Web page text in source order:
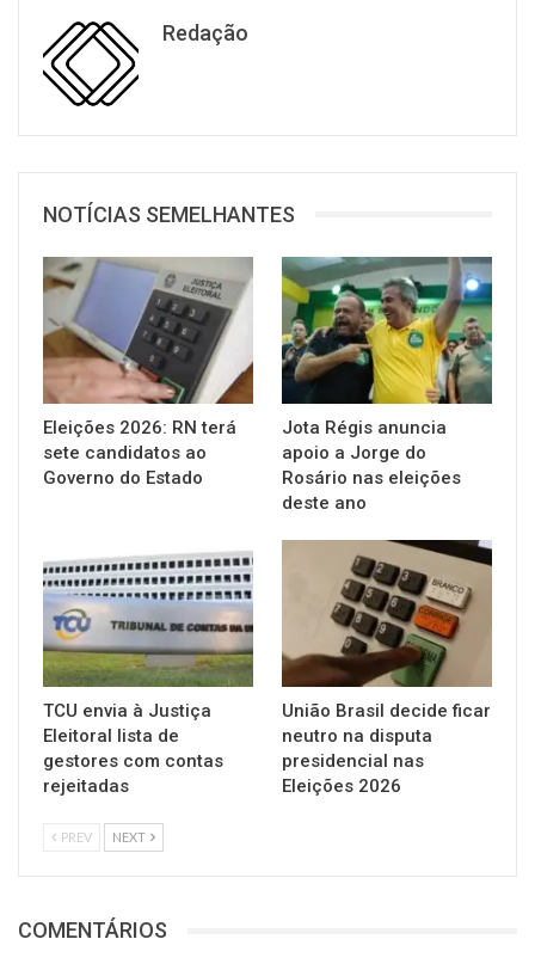
Redação
NOTÍCIAS SEMELHANTES
Eleições 2026: RN terá
sete candidatos ao
Governo do Estado
Jota Régis anuncia
apoio a Jorge do
Rosário nas eleições
deste ano
TCU envia à Justiça
Eleitoral lista de
gestores com contas
rejeitadas
União Brasil decide ficar
neutro na disputa
presidencial nas
Eleições 2026
PREV NEXT
COMENTÁRIOS